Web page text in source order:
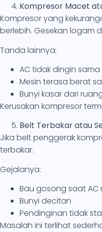
Kompresor Macet
Kompresor yang
berlebih. Gesekan logam
Tanda lainnya:
AC tidak dingin sama
Mesin terasa berat
Bunyi kasar dari
Kerusakan kompresor
Belt Terbakar atau
Jika belt penggerak
terbakar.
Gejalanya:
Bau gosong saat AC
Bunyi decitan
Pendinginan tidak
Masalah ini terlihat